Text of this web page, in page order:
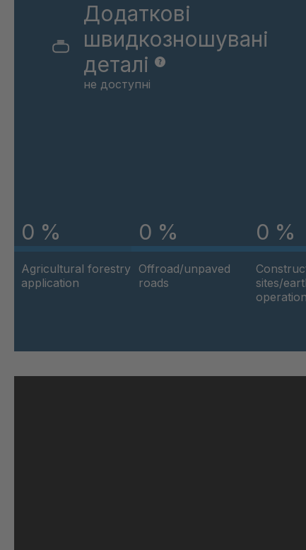
A 81A SV
A 78 SV
Додаткові
швидкозношувані
деталі
не доступні
0 %
Agricultural forestry
application
0 %
Offroad/unpaved
roads
0 %
sites/